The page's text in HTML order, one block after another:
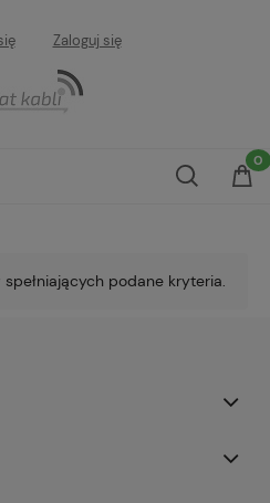
Zaloguj się
podane kryteria.